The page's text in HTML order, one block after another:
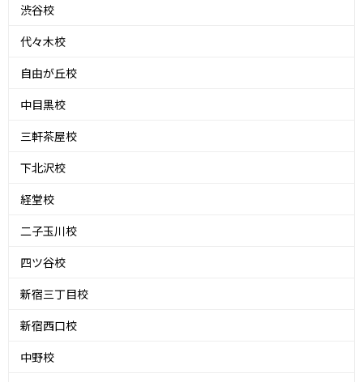
渋谷校
代々木校
自由が丘校
中目黒校
三軒茶屋校
下北沢校
経堂校
二子玉川校
四ツ谷校
新宿三丁目校
新宿西口校
中野校